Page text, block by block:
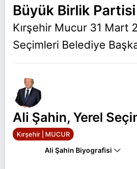
Büyük Birlik Partisi
Kırşehir Mucur 31 Mart
Seçimleri Belediye
Ali Şahin, Yerel
Kırşehir | MUCUR
Ali Şahin Biyografisi